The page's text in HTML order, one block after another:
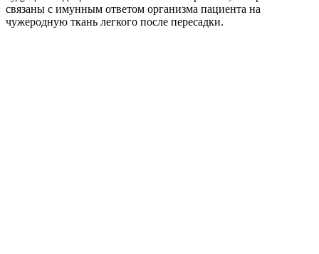
связаны с имунным ответом организма пациента на
чужеродную ткань легкого после пересадки.